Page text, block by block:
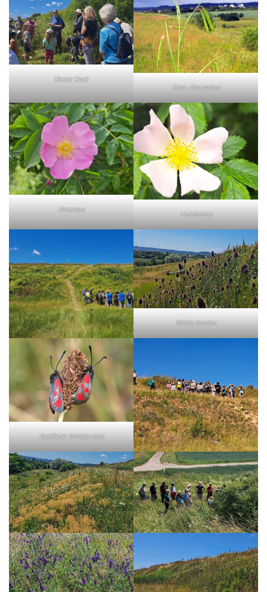
Dieter Bock
Gras-Platterbse
Zimtrose
Hundsrose
Wilde Karden
Beilfleck-Widderchen